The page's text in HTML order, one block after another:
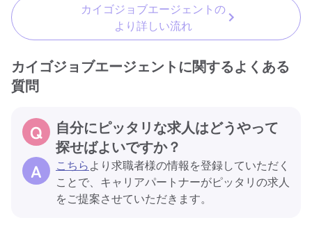
カイゴジョブエージェントの
より詳しい流れ
カイゴジョブエージェントに関するよくある
質問
自分にピッタリな求人はどうやって
探せばよいですか？
こちらより求職者様の情報を登録していただく
ことで、キャリアパートナーがピッタリの求人
をご提案させていただきます。